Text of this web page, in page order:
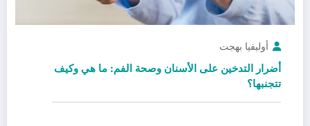
أوليفيا بهجت
أضرار التدخين على الأسنان وصحة الفم: ما هي وكيف
تتجنبها؟